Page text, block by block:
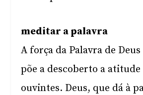
meditar a palavra
A força da Palavra de
põe a descoberto a atitude
ouvintes. Deus, que dá à